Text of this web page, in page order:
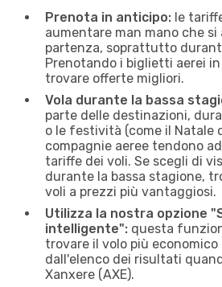
Prenota in anticipo: le
aumentare man mano che
partenza, soprattutto
Prenotando i biglietti aerei
trovare offerte migliori.
Vola durante la bassa
parte delle destinazioni,
o le festività (come il Natale
compagnie aeree tendono
tariffe dei voli. Se scegli di
durante la bassa stagione,
voli a prezzi più vantaggiosi.
Utilizza la nostra opzione
intelligente": questa
trovare il volo più
dall'elenco dei risultati
Xanxere (AXE).